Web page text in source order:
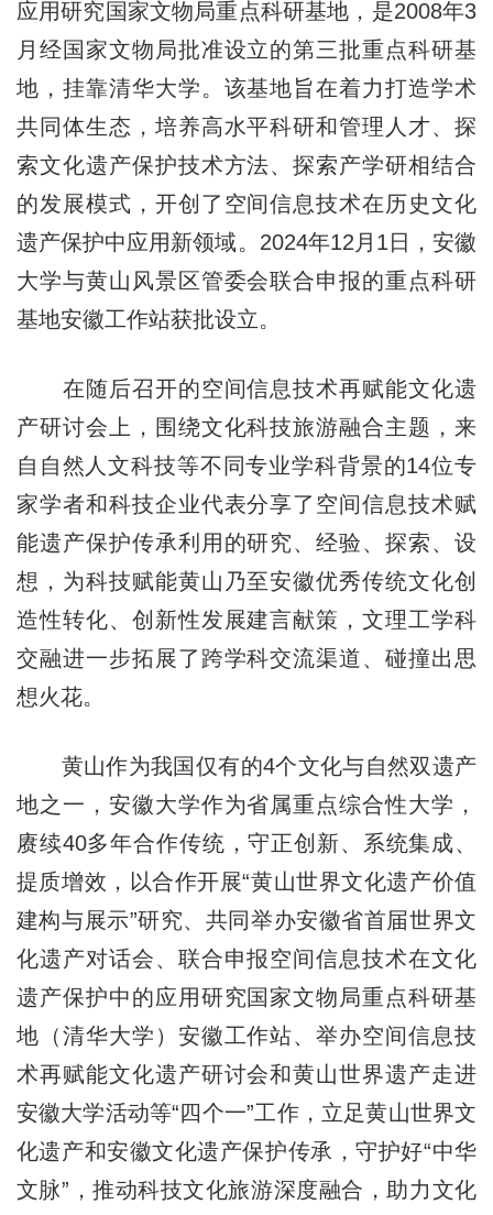
应用研究国家文物局重点科研基地，是2008年3
月经国家文物局批准设立的第三批重点科研基
地，挂靠清华大学。该基地旨在着力打造学术
共同体生态，培养高水平科研和管理人才、探
索文化遗产保护技术方法、探索产学研相结合
的发展模式，开创了空间信息技术在历史文化
遗产保护中应用新领域。2024年12月1日，安徽
大学与黄山风景区管委会联合申报的重点科研
基地安徽工作站获批设立。
在随后召开的空间信息技术再赋能文化遗
产研讨会上，围绕文化科技旅游融合主题，来
自自然人文科技等不同专业学科背景的14位专
家学者和科技企业代表分享了空间信息技术赋
能遗产保护传承利用的研究、经验、探索、设
想，为科技赋能黄山乃至安徽优秀传统文化创
造性转化、创新性发展建言献策，文理工学科
交融进一步拓展了跨学科交流渠道、碰撞出思
想火花。
黄山作为我国仅有的4个文化与自然双遗产
地之一，安徽大学作为省属重点综合性大学，
赓续40多年合作传统，守正创新、系统集成、
提质增效，以合作开展“黄山世界文化遗产价值
建构与展示”研究、共同举办安徽省首届世界文
化遗产对话会、联合申报空间信息技术在文化
遗产保护中的应用研究国家文物局重点科研基
地（清华大学）安徽工作站、举办空间信息技
术再赋能文化遗产研讨会和黄山世界遗产走进
安徽大学活动等“四个一”工作，立足黄山世界文
化遗产和安徽文化遗产保护传承，守护好“中华
文脉”，推动科技文化旅游深度融合，助力文化